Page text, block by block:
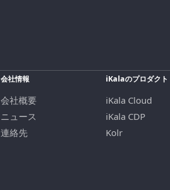
会社情報
会社概要
ニュース
連絡先
iKalaのプロダクト
iKala Cloud
iKala CDP
Kolr